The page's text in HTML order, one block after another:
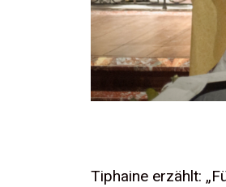
Tiphaine erzählt: